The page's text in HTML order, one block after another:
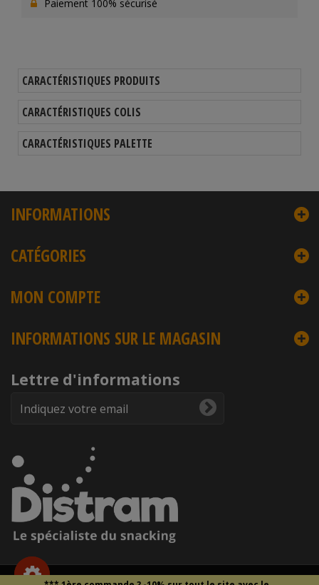
Paiement 100% sécurisé
CARACTÉRISTIQUES PRODUITS
CARACTÉRISTIQUES COLIS
CARACTÉRISTIQUES PALETTE
INFORMATIONS
CATÉGORIES
MON COMPTE
INFORMATIONS SUR LE MAGASIN
Lettre d'informations
Copyright © 2026DISTRAM- Droits et reproduction interdite -